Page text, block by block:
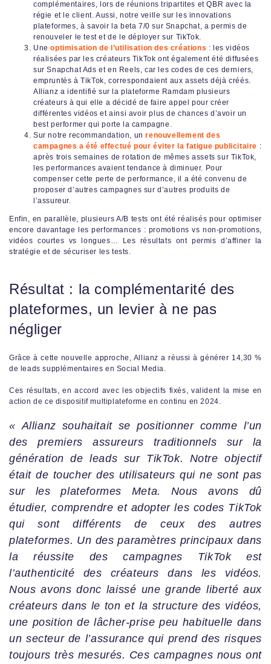
complémentaires, lors de réunions tripartites et QBR avec la
régie et le client. Aussi, notre veille sur les innovations
plateformes, à savoir la beta 7/0 sur Snapchat, a permis de
renouveler le test et de le déployer sur TikTok.
Uneoptimisation de l’utilisation des créations : les vidéos
réalisées par les créateurs TikTok ont également été diffusées
sur Snapchat Ads et en Reels, car les codes de ces derniers,
empruntés à TikTok, correspondaient aux assets déjà créés.
Allianz a identifié sur la plateforme Ramdam plusieurs
créateurs à qui elle a décidé de faire appel pour créer
différentes vidéos et ainsi avoir plus de chances d’avoir un
best performer qui porte la campagne.
Sur notre recommandation, unrenouvellement des
campagnes a été effectué pour éviter la fatigue publicitaire :
après trois semaines de rotation de mêmes assets sur TikTok,
les performances avaient tendance à diminuer. Pour
compenser cette perte de performance, il a été convenu de
proposer d’autres campagnes sur d’autres produits de
l’assureur.
Enfin, en parallèle, plusieurs A/B tests ont été réalisés pour optimiser
encore davantage les performances : promotions vs non-promotions,
vidéos courtes vs longues… Les résultats ont permis d’affiner la
stratégie et de sécuriser les tests.
Résultat : la complémentarité des
plateformes, un levier à ne pas
négliger
Grâce à cette nouvelle approche, Allianz a réussi à générer 14,30 %
de leads supplémentaires en Social Media.
Ces résultats, en accord avec les objectifs fixés, valident la mise en
action de ce dispositif multiplateforme en continu en 2024.
« Allianz souhaitait se positionner comme l’un
des premiers assureurs traditionnels sur la
génération de leads sur TikTok. Notre objectif
était de toucher des utilisateurs qui ne sont pas
sur les plateformes Meta. Nous avons dû
étudier, comprendre et adopter les codes TikTok
qui sont différents de ceux des autres
plateformes. Un des paramètres principaux dans
la réussite des campagnes TikTok est
l’authenticité des créateurs dans les vidéos.
Nous avons donc laissé une grande liberté aux
créateurs dans le ton et la structure des vidéos,
une position de lâcher-prise peu habituelle dans
un secteur de l’assurance qui prend des risques
toujours très mesurés. Ces campagnes nous ont